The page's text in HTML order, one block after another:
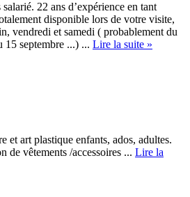
22 ans d’expérience en tant
disponible lors de votre visite,
vendredi et samedi ( probablement du
15 septembre ...) ... Lire la suite »
et art plastique enfants, ados, adultes.
de vêtements /accessoires ... Lire la